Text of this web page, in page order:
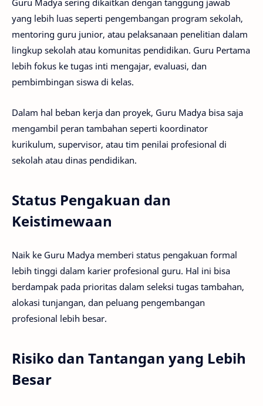
yang lebih luas seperti pengembangan program sekolah,
mentoring guru junior, atau pelaksanaan penelitian dalam
lingkup sekolah atau komunitas pendidikan. Guru Pertama
lebih fokus ke tugas inti mengajar, evaluasi, dan
pembimbingan siswa di kelas.
Dalam hal beban kerja dan proyek, Guru Madya bisa saja
mengambil peran tambahan seperti koordinator
kurikulum, supervisor, atau tim penilai profesional di
sekolah atau dinas pendidikan.
Status Pengakuan dan
Keistimewaan
Naik ke Guru Madya memberi status pengakuan formal
lebih tinggi dalam karier profesional guru. Hal ini bisa
berdampak pada prioritas dalam seleksi tugas tambahan,
alokasi tunjangan, dan peluang pengembangan
profesional lebih besar.
Risiko dan Tantangan yang Lebih
Besar